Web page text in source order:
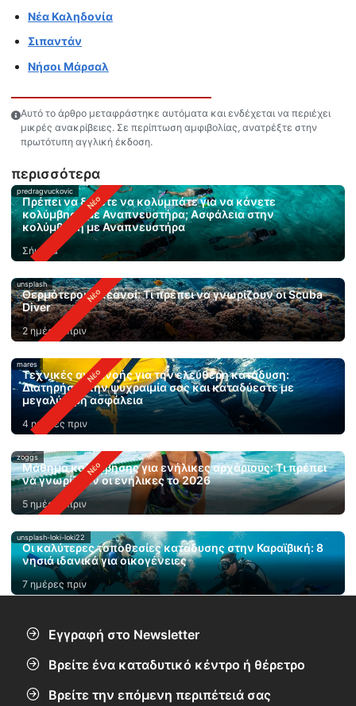
Νέα Καληδονία
Σιπαντάν
Νήσοι Μάρσαλ
Αυτό το άρθρο μεταφράστηκε αυτόματα και ενδέχεται να περιέχει
μικρές ανακρίβειες. Σε περίπτωση αμφιβολίας, ανατρέξτε στην
πρωτότυπη αγγλική έκδοση.
περισσότερα
predragvuckovic
Πρέπει να ξέρετε να κολυμπάτε για να κάνετε
κολύμβηση με Αναπνευστήρα; Ασφάλεια στην
κολύμβηση με Αναπνευστήρα
Σήμερα
unsplash
Θερμότεροι ωκεανοί: Τι πρέπει να γνωρίζουν οι Scuba
Diver
2 ημέρες πριν
mares
Τεχνικές αναπνοής για την ελεύθερη κατάδυση:
Διατηρήστε την ψυχραιμία σας και καταδύεστε με
μεγαλύτερη ασφάλεια
4 ημέρες πριν
zoggs
Μάθημα κολύμβησης για ενήλικες αρχάριους: Τι πρέπει
να γνωρίζουν οι ενήλικες το 2026
5 ημέρες πριν
unsplash-loki-loki22
Οι καλύτερες τοποθεσίες κατάδυσης στην Καραϊβική: 8
νησιά ιδανικά για οικογένειες
7 ημέρες πριν
Εγγραφή στο Newsletter
Βρείτε ένα καταδυτικό κέντρο ή θέρετρο
Βρείτε την επόμενη περιπέτειά σας